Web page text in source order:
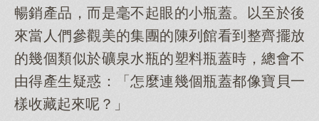
暢銷產品，而是毫不起眼的小瓶蓋。以至於後
來當人們參觀美的集團的陳列館看到整齊擺放
的幾個類似於礦泉水瓶的塑料瓶蓋時，總會不
由得產生疑惑：「怎麼連幾個瓶蓋都像寶貝一
樣收藏起來呢？」